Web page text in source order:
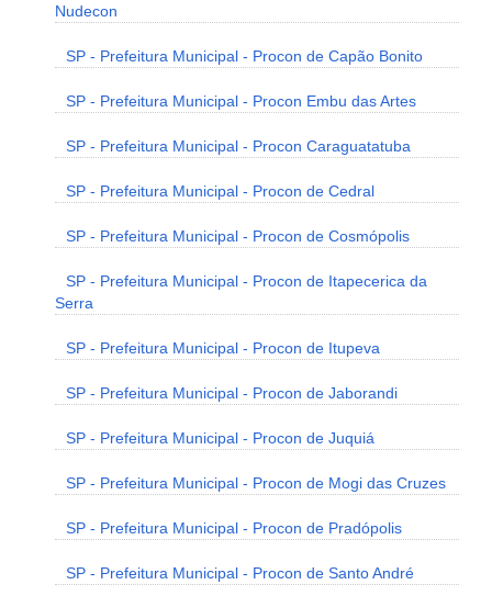
Nudecon
SP - Prefeitura Municipal - Procon de Capão Bonito
SP - Prefeitura Municipal - Procon Embu das Artes
SP - Prefeitura Municipal - Procon Caraguatatuba
SP - Prefeitura Municipal - Procon de Cedral
SP - Prefeitura Municipal - Procon de Cosmópolis
SP - Prefeitura Municipal - Procon de Itapecerica da
Serra
SP - Prefeitura Municipal - Procon de Itupeva
SP - Prefeitura Municipal - Procon de Jaborandi
SP - Prefeitura Municipal - Procon de Juquiá
SP - Prefeitura Municipal - Procon de Mogi das Cruzes
SP - Prefeitura Municipal - Procon de Pradópolis
SP - Prefeitura Municipal - Procon de Santo André